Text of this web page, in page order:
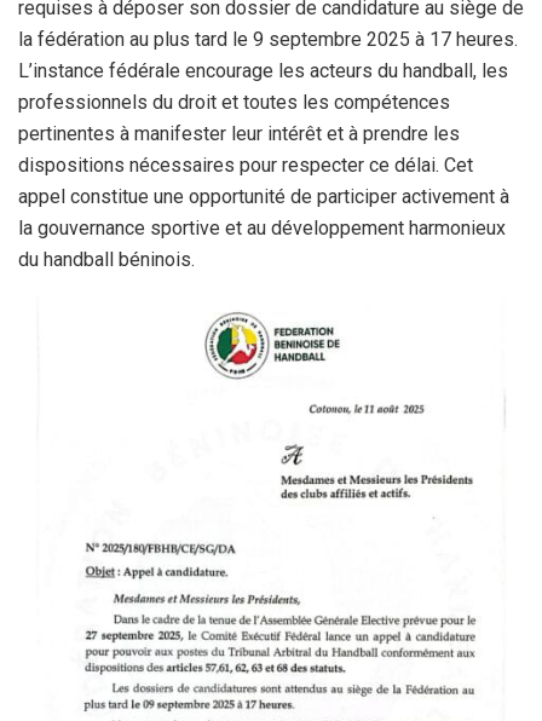
requises à déposer son dossier de candidature au siège de
la fédération au plus tard le 9 septembre 2025 à 17 heures.
L’instance fédérale encourage les acteurs du handball, les
professionnels du droit et toutes les compétences
pertinentes à manifester leur intérêt et à prendre les
dispositions nécessaires pour respecter ce délai. Cet
appel constitue une opportunité de participer activement à
la gouvernance sportive et au développement harmonieux
du handball béninois.